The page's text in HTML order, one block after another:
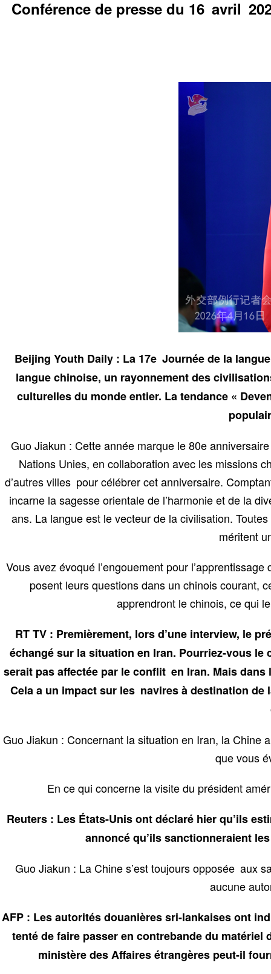
Conférence de presse du 16 avril
Beijing Youth Daily : La 17e Journée de la
langue chinoise, un rayonnement des
culturelles du monde entier. La tendance «
Guo Jiakun : Cette année marque le 80e
Nations Unies, en collaboration avec les missions
d’autres villes pour célébrer cet anniversaire.
incarne la sagesse orientale de l’harmonie et de la
ans. La langue est le vecteur de la civilisation.
méritent
Vous avez évoqué l’engouement pour
posent leurs questions dans un chinois courant,
apprendront le chinois, ce qui
RT TV : Premièrement, lors d’une interview, le
échangé sur la situation en Iran. Pourriez-vous
serait pas affectée par le conflit en Iran. Mais
Cela a un impact sur les navires à destination de
Guo Jiakun : Concernant la situation en Iran, la
que vous
En ce qui concerne la visite du président
Reuters : Les États-Unis ont déclaré hier qu’ils
annoncé qu’ils sanctionneraient
Guo Jiakun : La Chine s’est toujours opposée aux
aucune
AFP : Les autorités douanières sri-lankaises ont
tenté de faire passer en contrebande du matériel
ministère des Affaires étrangères peut-il